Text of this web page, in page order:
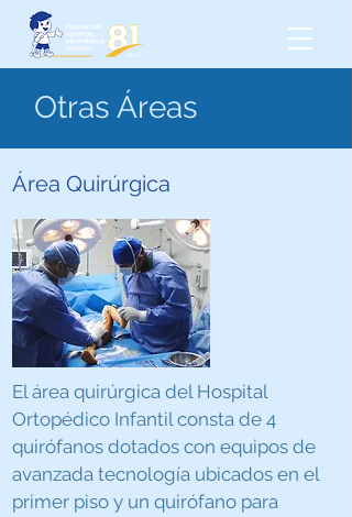
Otras Áreas
Área Quirúrgica
El área quirúrgica del Hospital
Ortopédico Infantil consta de 4
quirófanos dotados con equipos de
avanzada tecnología ubicados en el
primer piso y un quirófano para